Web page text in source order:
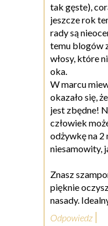
tak gęste),
jeszcze rok
rady są
temu blogów
włosy, które
oka.
W marcu
okazało się,
jest zbędne!
człowiek
odżywkę na 2
niesamowity,
Znasz
pięknie
nasady.
Odpowiedz